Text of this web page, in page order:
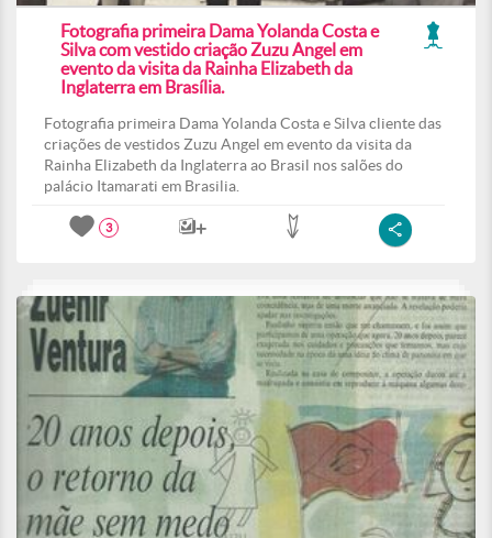
Fotografia primeira Dama Yolanda Costa e
Silva com vestido criação Zuzu Angel em
evento da visita da Rainha Elizabeth da
Inglaterra em Brasília.
Fotografia primeira Dama Yolanda Costa e Silva cliente das
criações de vestidos Zuzu Angel em evento da visita da
Rainha Elizabeth da Inglaterra ao Brasil nos salões do
palácio Itamarati em Brasilia.
3